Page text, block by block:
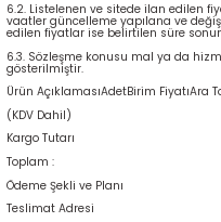
6.2. Listelenen ve sitede ilan edilen
vaatler güncelleme yapılana ve
edilen fiyatlar ise belirtilen süre
6.3. Sözleşme konusu mal ya da
gösterilmiştir.
Ürün AçıklamasıAdetBirim FiyatıAra
(KDV Dahil)
Kargo Tutarı
Toplam :
Ödeme Şekli ve Planı
Teslimat Adresi